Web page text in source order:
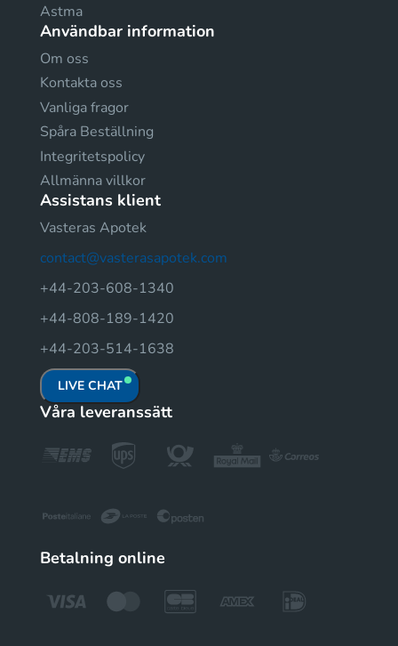
Astma
Användbar information
Om oss
Kontakta oss
Vanliga fragor
Spåra Beställning
Integritetspolicy
Allmänna villkor
Assistans klient
Vasteras Apotek
contact@vasterasapotek.com
+44-203-608-1340
+44-808-189-1420
+44-203-514-1638
LIVE CHAT
Våra leveranssätt
Betalning online